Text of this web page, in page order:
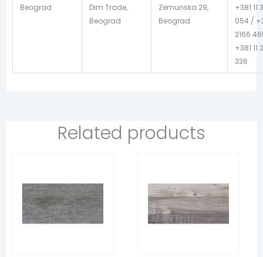
Beograd
Dim Trade,
Beograd
Zemunska 29,
Beograd
+381 11
054 /
2166
+381 11
336
Related products